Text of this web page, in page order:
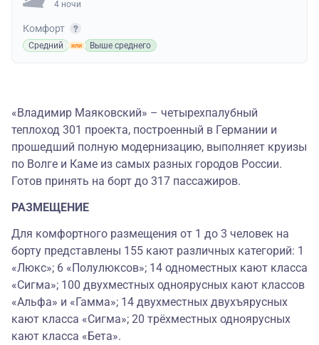
4 ночи
Комфорт
Средний Выше среднего
«Владимир Маяковский» – четырехпалубный
теплоход 301 проекта, построенный в Германии и
прошедший полную модернизацию, выполняет круизы
по Волге и Каме из самых разных городов России.
Готов принять на борт до 317 пассажиров.
РАЗМЕЩЕНИЕ
Для комфортного размещения от 1 до 3 человек на
борту представлены 155 кают различных категорий: 1
«Люкс»; 6 «Полулюксов»; 14 одноместных кают класса
«Сигма»; 100 двухместных одноярусных кают классов
«Альфа» и «Гамма»; 14 двухместных двухъярусных
кают класса «Сигма»; 20 трёхместных одноярусных
кают класса «Бета».